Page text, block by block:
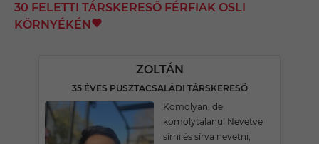
30 FELETTI TÁRSKERESŐ FÉRFIAK OSLI
KÖRNYÉKÉN
ZOLTÁN
35 ÉVES PUSZTACSALÁDI TÁRSKERESŐ
Komolyan, de
komolytalanul Nevetve
sírni és sírva nevetni,